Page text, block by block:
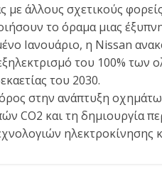
με άλλους σχετικούς
το όραμα μιας
Ιανουάριο, η Nissan
του 100% των
του 2030.
στην ανάπτυξη
CO2 και τη δημιουργία
ηλεκτροκίνησης